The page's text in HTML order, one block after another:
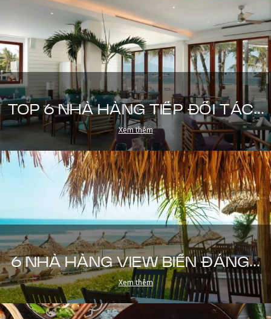
TOP 6 NHÀ HÀNG TIẾP ĐỐI TÁC...
Xem thêm
6 NHÀ HÀNG VIEW BIỂN ĐÁNG...
Xem thêm